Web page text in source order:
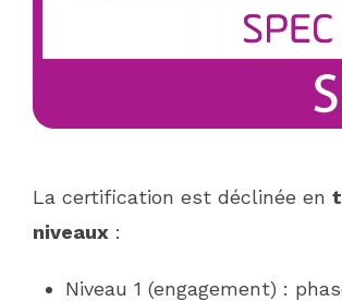
La certification est déclinée en
niveaux :
Niveau 1 (engagement) :